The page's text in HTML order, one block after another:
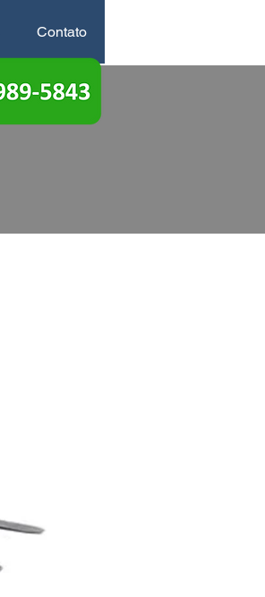
Contato